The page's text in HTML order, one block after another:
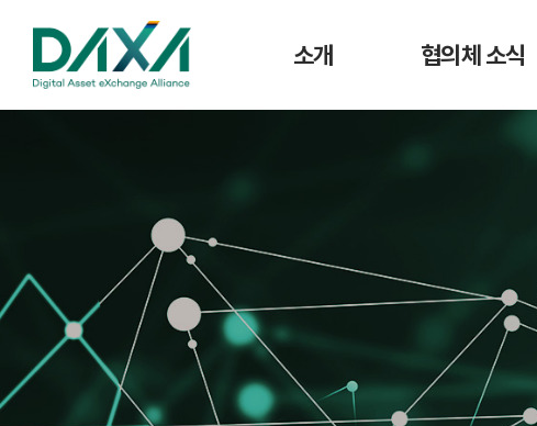
소개
회원사 현황
협의체 소식